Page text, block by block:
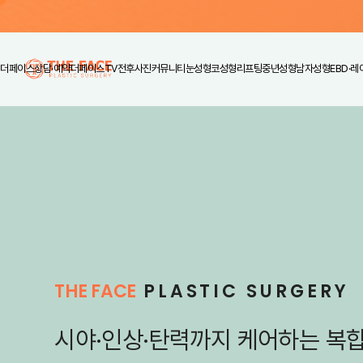
더페이스상담·예약더페이스TV전후사진커뮤니티 눈성형코성형리프팅중년성형남자성형EBD·레
THE FACE PLASTIC SURGERY
시야·인상·탄력까지 케어하는 복